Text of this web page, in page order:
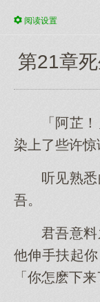
阅读设置
第21章
「阿芷
染上了些许惊
听见熟
吾。
君吾意
他伸手扶起
「你怎麽下来